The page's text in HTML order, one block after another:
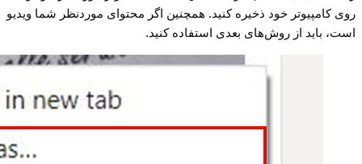
روی کامپیوتر خود ذخیره کنید. همچنین اگر محتوای موردنظر شما ویدیو
است، باید از روش‌های بعدی استفاده کنید.